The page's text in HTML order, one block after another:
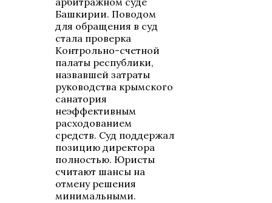
Башкирии. Поводом
для обращения в суд
стала проверка
Контрольно-счетной
палаты республики,
назвавшей затраты
руководства крымского
санатория
неэффективным
расходованием
средств. Суд поддержал
позицию директора
полностью. Юристы
считают шансы на
отмену решения
минимальными.